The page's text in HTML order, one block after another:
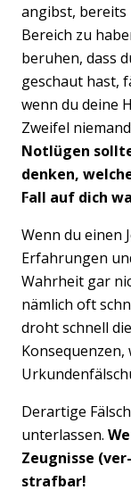
Previous
angibst,
Bereich zu
beruhen, dass
geschaut hast,
wenn du deine
Zweifel
Notlügen
denken,
Fall auf dich
Wenn du einen
Erfahrungen
Wahrheit gar
nämlich oft
droht schnell
Konsequenzen,
Derartige
unterlassen.
Zeugnisse
strafbar!